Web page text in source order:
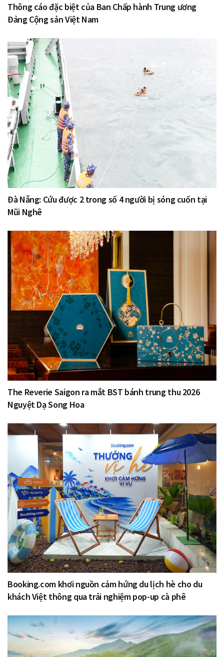
Thông cáo đặc biệt của Ban Chấp hành Trung ương
Đảng Cộng sản Việt Nam
Đà Nẵng: Cứu được 2 trong số 4 người bị sóng cuốn tại
Mũi Nghê
The Reverie Saigon ra mắt BST bánh trung thu 2026
Nguyệt Dạ Song Hoa
Booking.com khơi nguồn cảm hứng du lịch hè cho du
khách Việt thông qua trải nghiệm pop-up cà phê